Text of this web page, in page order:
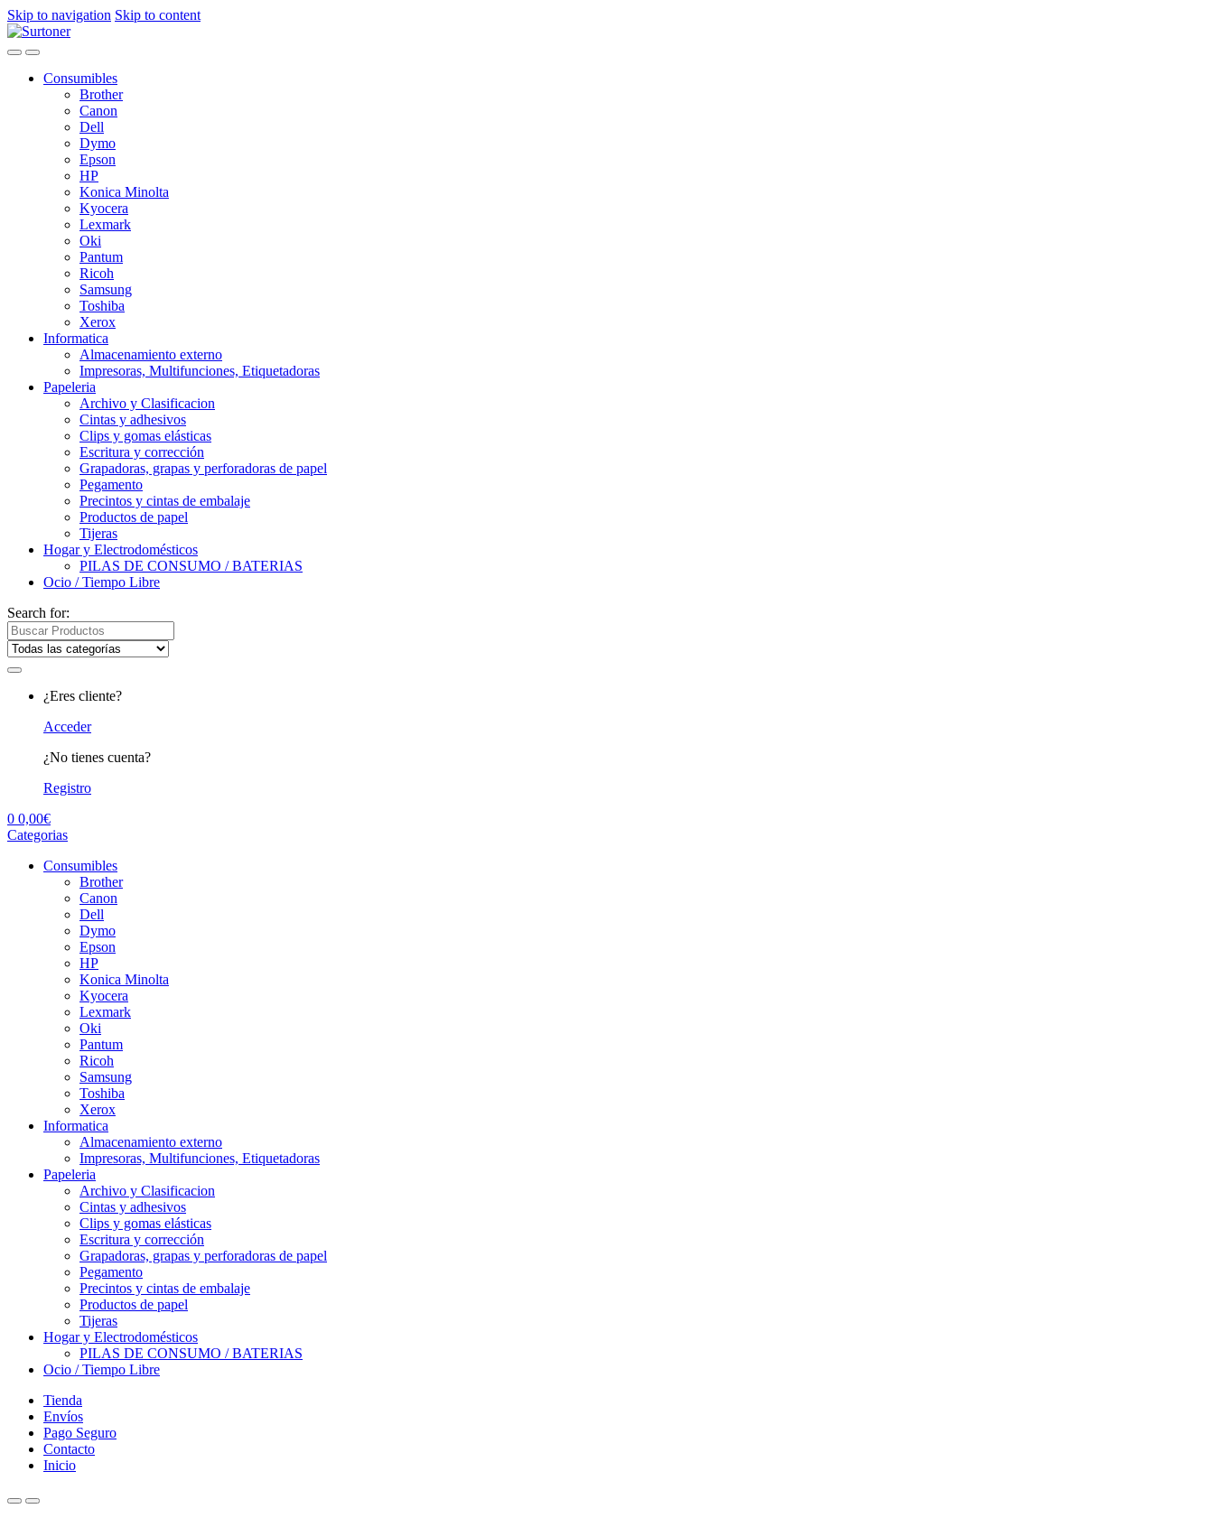
Skip to navigation Skip to content
Consumibles
Brother
Canon
Dell
Dymo
Epson
HP
Konica Minolta
Kyocera
Lexmark
Oki
Pantum
Ricoh
Samsung
Toshiba
Xerox
Informatica
Almacenamiento externo
Impresoras, Multifunciones, Etiquetadoras
Papeleria
Archivo y Clasificacion
Cintas y adhesivos
Clips y gomas elásticas
Escritura y corrección
Grapadoras, grapas y perforadoras de papel
Pegamento
Precintos y cintas de embalaje
Productos de papel
Tijeras
Hogar y Electrodomésticos
PILAS DE CONSUMO / BATERIAS
Ocio / Tiempo Libre
Search for:
¿Eres cliente?
Acceder
¿No tienes cuenta?
Registro
0 0,00€
Categorias
Consumibles
Brother
Canon
Dell
Dymo
Epson
HP
Konica Minolta
Kyocera
Lexmark
Oki
Pantum
Ricoh
Samsung
Toshiba
Xerox
Informatica
Almacenamiento externo
Impresoras, Multifunciones, Etiquetadoras
Papeleria
Archivo y Clasificacion
Cintas y adhesivos
Clips y gomas elásticas
Escritura y corrección
Grapadoras, grapas y perforadoras de papel
Pegamento
Precintos y cintas de embalaje
Productos de papel
Tijeras
Hogar y Electrodomésticos
PILAS DE CONSUMO / BATERIAS
Ocio / Tiempo Libre
Tienda
Envíos
Pago Seguro
Contacto
Inicio